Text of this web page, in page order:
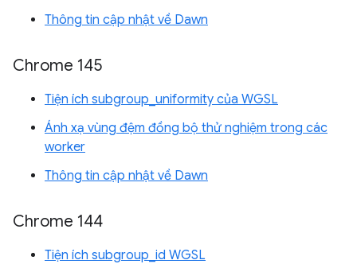
Thông tin cập nhật về Dawn
Chrome 145
Tiện ích subgroup_uniformity của WGSL
Ánh xạ vùng đệm đồng bộ thử nghiệm trong các
worker
Thông tin cập nhật về Dawn
Chrome 144
Tiện ích subgroup_id WGSL